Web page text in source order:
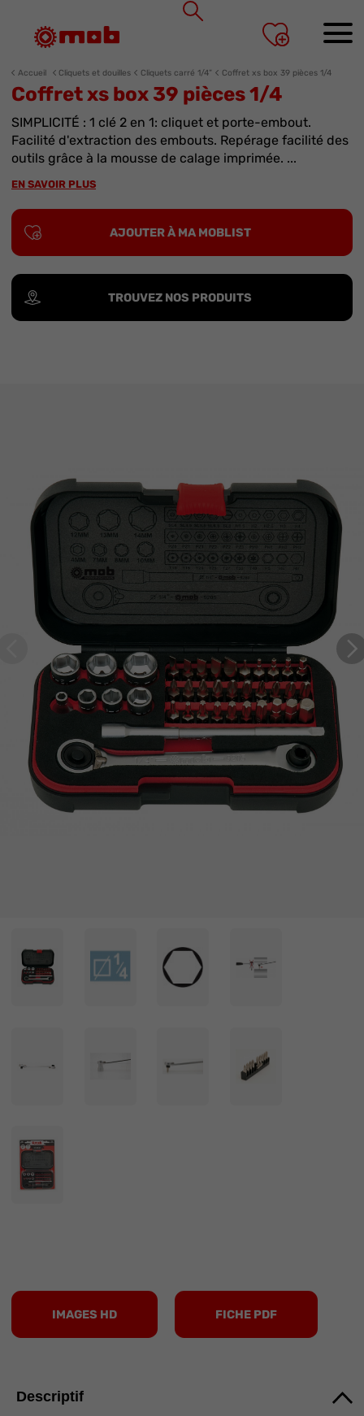
Accueil Cliquets et douilles Cliquets carré 1/4” Coffret xs box 39 pièces 1/4
Coffret xs box 39 pièces 1/4
SIMPLICITÉ : 1 clé 2 en 1: cliquet et porte-embout.
Facilité d'extraction des embouts. Repérage facilité des
outils grâce à la mousse de calage imprimée. ...
EN SAVOIR PLUS
AJOUTER À MA MOBLIST
TROUVEZ NOS PRODUITS
IMAGES HD FICHE PDF
Descriptif